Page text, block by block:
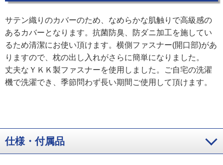
サテン織りのカバーのため、なめらかな肌触りで高級感の
あるカバーとなります。抗菌防臭、防ダニ加工を施してい
るため清潔にお使い頂けます。横側ファスナー(開口部)があ
りますので、枕の出し入れがさらに簡単になりました。
丈夫なＹＫＫ製ファスナーを使用しました。ご自宅の洗濯
機で洗濯でき、季節問わず長い期間ご使用して頂けます。
仕様・付属品